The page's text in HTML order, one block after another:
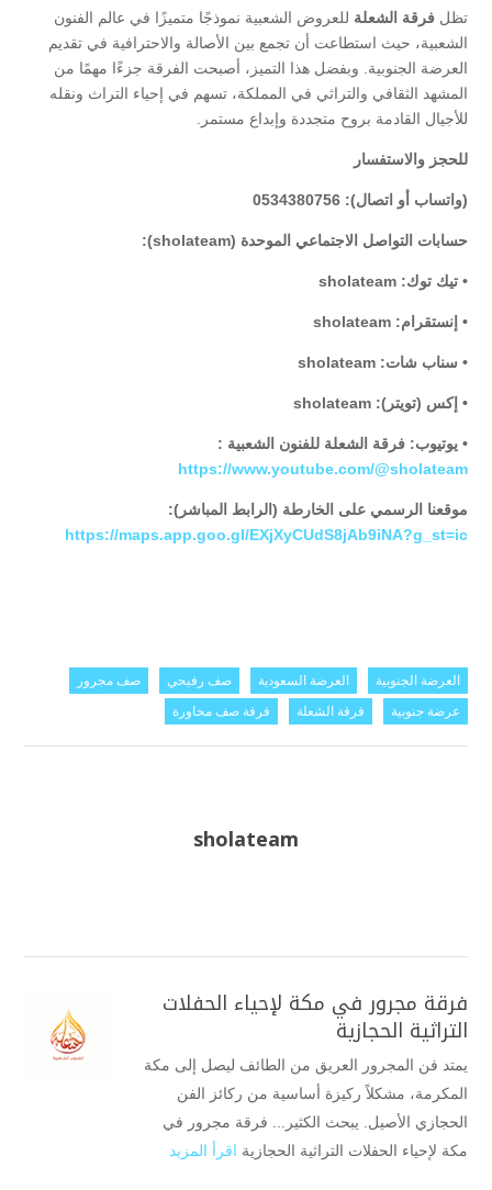
تظل فرقة الشعلة للعروض الشعبية نموذجًا متميزًا في عالم الفنون
الشعبية، حيث استطاعت أن تجمع بين الأصالة والاحترافية في تقديم
العرضة الجنوبية. وبفضل هذا التميز، أصبحت الفرقة جزءًا مهمًا من
المشهد الثقافي والتراثي في المملكة، تسهم في إحياء التراث ونقله
للأجيال القادمة بروح متجددة وإبداع مستمر.
للحجز والاستفسار
(واتساب أو اتصال): 0534380756
حسابات التواصل الاجتماعي الموحدة (sholateam):
• تيك توك: sholateam
• إنستقرام: sholateam
• سناب شات: sholateam
• إكس (تويتر): sholateam
• يوتيوب: فرقة الشعلة للفنون الشعبية :
https://www.youtube.com/@sholateam
موقعنا الرسمي على الخارطة (الرابط المباشر):
https://maps.app.goo.gl/EXjXyCUdS8jAb9iNA?g_st=ic
العرضة الجنوبية العرضة السعودية صف رفيحي
صف مجرور
عرضة جنوبية
فرقة الشعلة فرقة صف محاورة
sholateam
فرقة مجرور في مكة لإحياء الحفلات
التراثية الحجازية
يمتد فن المجرور العريق من الطائف ليصل إلى مكة
المكرمة، مشكلاً ركيزة أساسية من ركائز الفن
الحجازي الأصيل. يبحث الكثير... فرقة مجرور في
مكة لإحياء الحفلات التراثية الحجازية اقرأ المزيد